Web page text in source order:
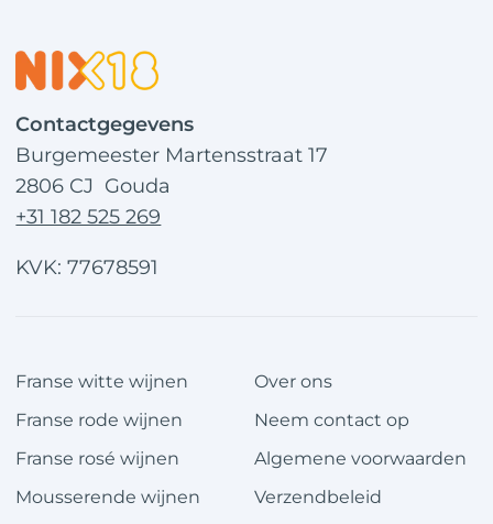
Contactgegevens
Burgemeester Martensstraat 17
2806 CJ Gouda
+31 182 525 269
KVK: 77678591
Franse witte wijnen
Franse rode wijnen
Franse rosé wijnen
Mousserende wijnen
Over ons
Neem contact op
Algemene voorwaarden
Verzendbeleid